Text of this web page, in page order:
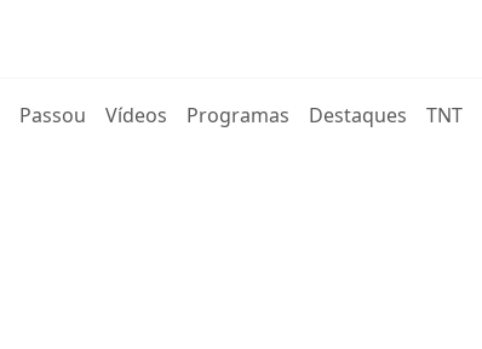
Passou Vídeos Programas Destaques TNT